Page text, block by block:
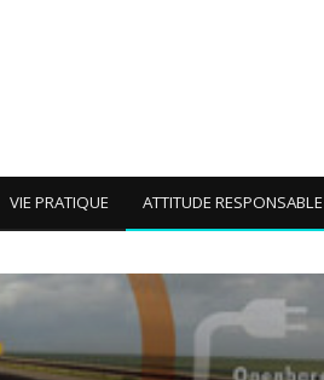
VIE PRATIQUE ATTITUDE RESPONSABLE